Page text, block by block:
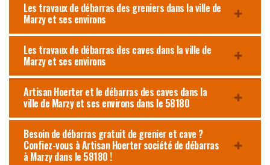
Les travaux de débarras des greniers dans la ville de
Marzy et ses environs
Les travaux de débarras des caves dans la ville de
Marzy et ses environs
Artisan Hoerter et le débarras des caves dans la
ville de Marzy et ses environs dans le 58180
Besoin de débarras gratuit de grenier et cave ?
Confiez-vous à Artisan Hoerter société de débarras
à Marzy dans le 58180 !